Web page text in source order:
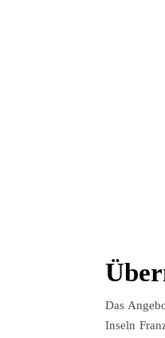
Das
Inseln